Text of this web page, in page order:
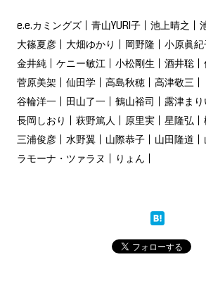
e.e.カミングズ 青山YURI子 池上晴之
大篠夏彦
大畑ゆかり 岡野隆 小原眞
金井純
ケニー敏江 小松剛生 酒井聡
菅原美架
仙田学 高島秋穂 高津敬三
谷輪洋一
田山了一 鶴山裕司 露津ま
長岡しおり
萩野篤人 原里実 星隆弘
三浦俊彦
水野翼 山際恭子 山田隆道
ラモーナ・ツァラヌ
りょん